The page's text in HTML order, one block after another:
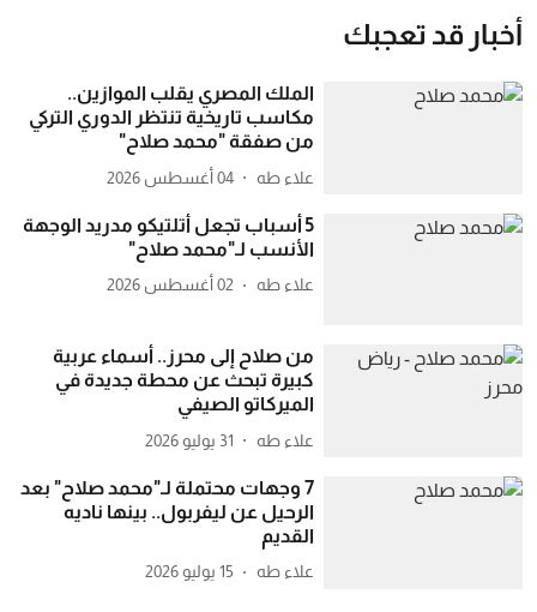
أخبار قد تعجبك
الملك المصري يقلب الموازين..
مكاسب تاريخية تنتظر الدوري التركي
من صفقة "محمد صلاح"
علاء طه 04 أغسطس 2026
5 أسباب تجعل أتلتيكو مدريد الوجهة
الأنسب لـ"محمد صلاح"
علاء طه 02 أغسطس 2026
من صلاح إلى محرز.. أسماء عربية
كبيرة تبحث عن محطة جديدة في
الميركاتو الصيفي
علاء طه 31 يوليو 2026
7 وجهات محتملة لـ"محمد صلاح" بعد
الرحيل عن ليفربول.. بينها ناديه
القديم
علاء طه 15 يوليو 2026